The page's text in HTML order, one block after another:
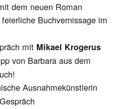
dem neuen Roman
feierliche Buchvernissage im
mit Mikael Krogerus
von Barbara aus dem
Ausnahmekünstlerin